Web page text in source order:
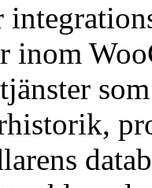
inom